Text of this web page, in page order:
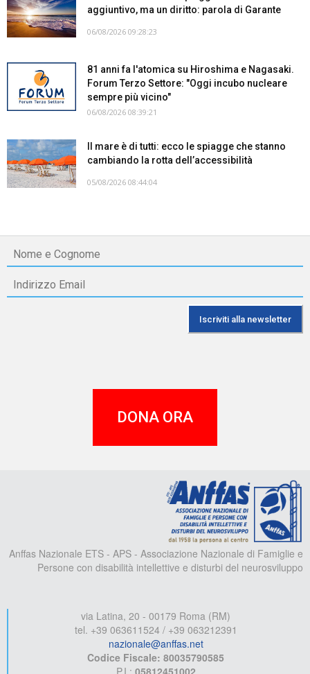
aggiuntivo, ma un diritto: parola di Garante
06/08/2026 09:28:23
81 anni fa l'atomica su Hiroshima e Nagasaki.
Forum Terzo Settore: "Oggi incubo nucleare
sempre più vicino"
06/08/2026 08:39:21
Il mare è di tutti: ecco le spiagge che stanno
cambiando la rotta dell’accessibilità
05/08/2026 08:44:04
DONA ORA
Anffas Nazionale ETS - APS - Associazione Nazionale di Famiglie e
Persone con disabilità intellettive e disturbi del neurosviluppo
via Latina, 20 - 00179 Roma (RM)
tel. +39 063611524 / +39 063212391
nazionale@anffas.net
Codice Fiscale: 80035790585
P.I.: 05812451002